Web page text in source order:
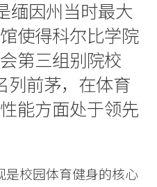
缅因州当时最大
使得科尔比学院
第三组别院校
列前茅，在体育
能方面处于领先
是校园体育健身的核心